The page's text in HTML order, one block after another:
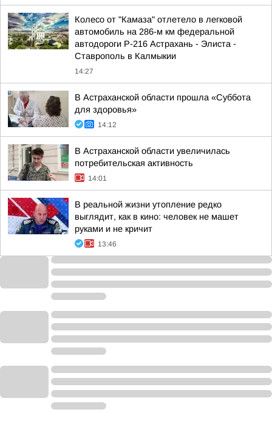
Колесо от "Камаза" отлетело в легковой
автомобиль на 286-м км федеральной
автодороги Р-216 Астрахань - Элиста -
Ставрополь в Калмыкии
14:27
В Астраханской области прошла «Суббота
для здоровья»
14:12
В Астраханской области увеличилась
потребительская активность
14:01
В реальной жизни утопление редко
выглядит, как в кино: человек не машет
руками и не кричит
13:46